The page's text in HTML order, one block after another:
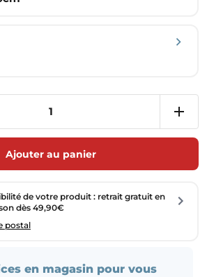
Ajouter au panier
de votre produit : retrait gratuit en
dès 49,90€
postal
en magasin pour vous